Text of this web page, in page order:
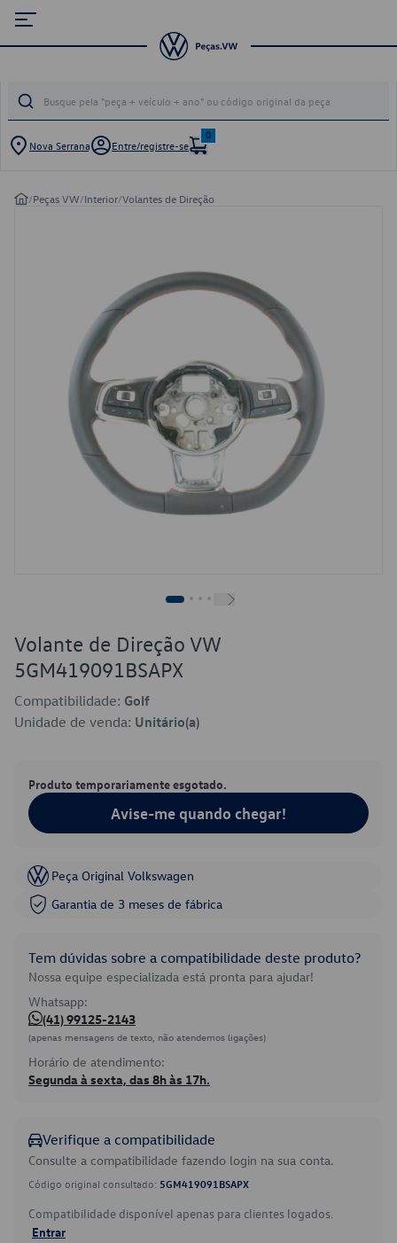
Nova Serrana Entre/registre-se
0
/Peças VW/Interior/Volantes de Direção
Volante de Direção VW
5GM419091BSAPX
Compatibilidade: Golf
Unidade de venda: Unitário(a)
Produto temporariamente esgotado.
Avise-me quando chegar!
Peça Original Volkswagen
Garantia de 3 meses de fábrica
Tem dúvidas sobre a compatibilidade deste produto?
Nossa equipe especializada está pronta para ajudar!
Whatsapp:
(41) 99125-2143
(apenas mensagens de texto, não atendemos ligações)
Horário de atendimento:
Segunda à sexta, das 8h às 17h.
Verifique a compatibilidade
Consulte a compatibilidade fazendo login na sua conta.
Código original consultado: 5GM419091BSAPX
Compatibilidade disponível apenas para clientes logados.
Entrar